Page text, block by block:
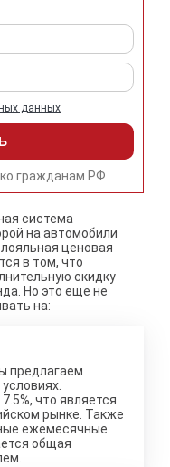
данных
гражданам РФ
система
на автомобили
ценовая
в том, что
скидку
Но это еще не
на:
предлагаем
что является
рынке. Также
ежемесячные
общая